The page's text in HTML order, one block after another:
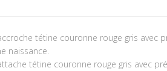
tétine couronne rouge gris
naissance.
tétine couronne rouge gris avec